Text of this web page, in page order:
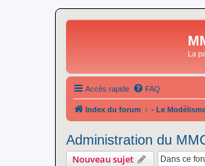
La
Accès rapide FAQ
Index du forum - Le
Administration du
Nouveau sujet